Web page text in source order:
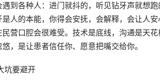
到各种人：进门就抖的，听见钻牙声就想
人的本能，你得会安抚，会解释，会让人安
营口腔会很难受。技术是底线，沟通是天
，是让患者信任你、愿意把嘴交给你。
坑要避开